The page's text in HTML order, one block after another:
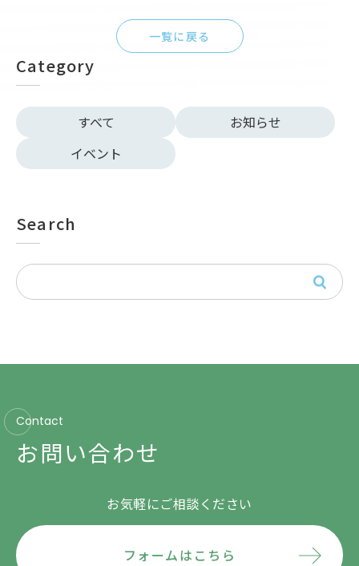
Category
すべて
お知らせ
イベント
Search
一覧に戻る
Contact
お問い合わせ
お気軽にご相談ください
フォームはこちら